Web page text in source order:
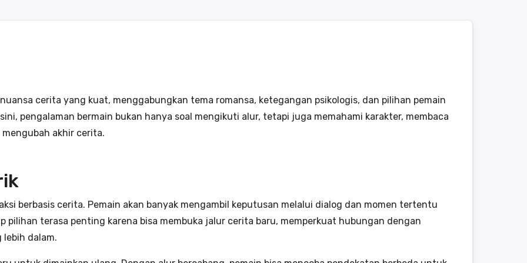
cerita yang kuat, menggabungkan tema romansa, ketegangan psikologis, dan pilihan pemain
pengalaman bermain bukan hanya soal mengikuti alur, tetapi juga memahami karakter, membaca
akhir cerita.
berbasis cerita. Pemain akan banyak mengambil keputusan melalui dialog dan momen tertentu
pilihan terasa penting karena bisa membuka jalur cerita baru, memperkuat hubungan dengan
dalam.